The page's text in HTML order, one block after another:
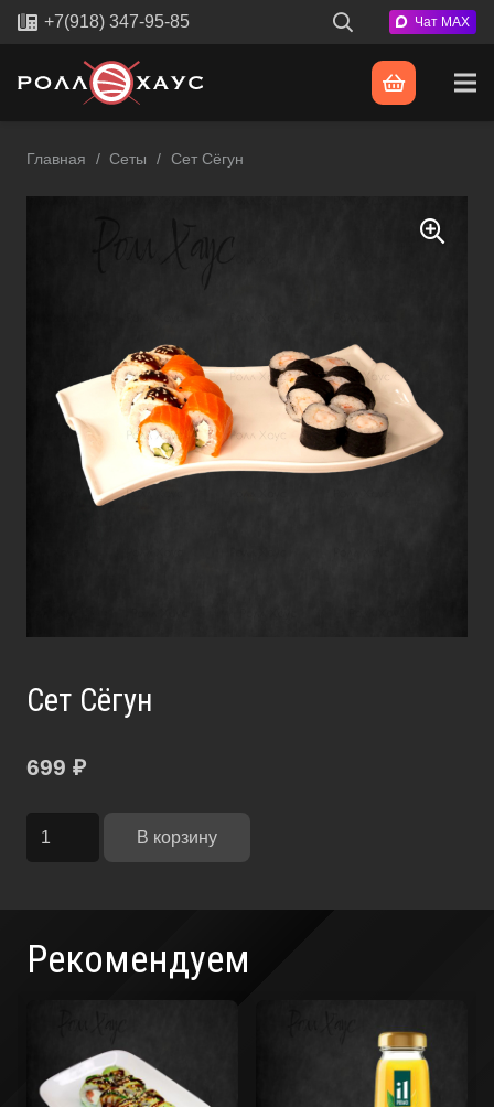
+7(918) 347-95-85 Чат MAX
Главная / Сеты / Сет Сёгун
Сет Сёгун
699 ₽
Количество
В корзину
Рекомендуем